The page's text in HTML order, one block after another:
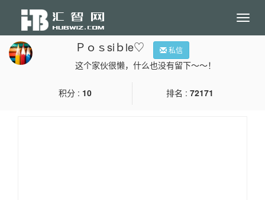
Ｐｏｓsiｂle♡ 私信
这个家伙很懒，什么也没有留下～～！
积分 10 排名 72171